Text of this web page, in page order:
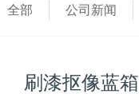
全部 公司新闻
刷漆抠像蓝箱